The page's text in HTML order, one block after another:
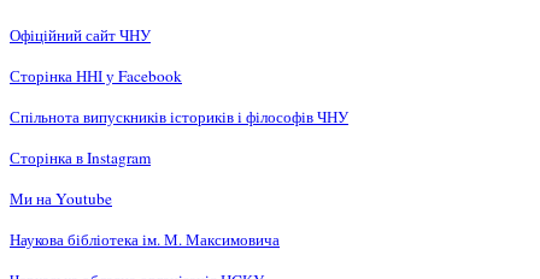
Офіційний сайт ЧНУ
Сторінка ННІ у Facebook
Спільнота випускників істориків і філософів ЧНУ
Сторінка в Instagram
Ми на Youtube
Наукова бібліотека ім. М. Максимовича